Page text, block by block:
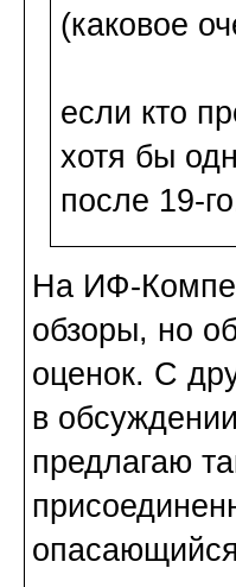
(каковое
если кто
хотя бы
после 19-
На ИФ-
обзоры, но
оценок. С
в
предлагаю